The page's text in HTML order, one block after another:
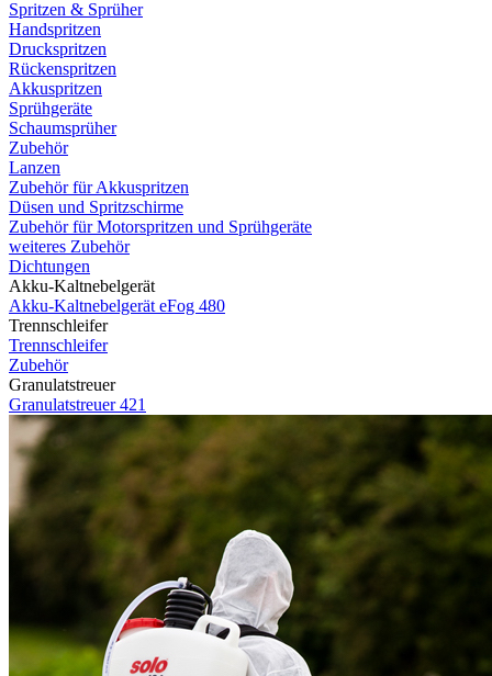
Spritzen & Sprüher
Handspritzen
Druckspritzen
Rückenspritzen
Akkuspritzen
Sprühgeräte
Schaumsprüher
Zubehör
Lanzen
Zubehör für Akkuspritzen
Düsen und Spritzschirme
Zubehör für Motorspritzen und Sprühgeräte
weiteres Zubehör
Dichtungen
Akku-Kaltnebelgerät
Akku-Kaltnebelgerät eFog 480
Trennschleifer
Trennschleifer
Zubehör
Granulatstreuer
Granulatstreuer 421